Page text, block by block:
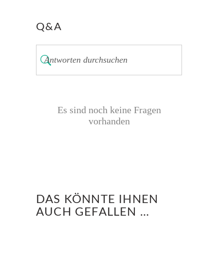
Q&A
Es sind noch keine Fragen
vorhanden
DAS KÖNNTE IHNEN
AUCH GEFALLEN …